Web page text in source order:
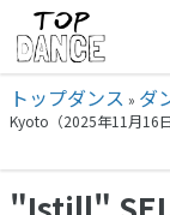
トップダンス » ダ
Kyoto（2025年11月16